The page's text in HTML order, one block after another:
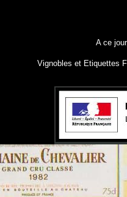
A ce
Vignobles et Etiquettes